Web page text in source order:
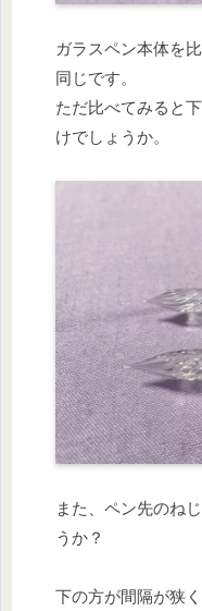
ガラスペン本体を
同じです。
ただ比べてみると
けでしょうか。
また、ペン先のね
うか？
下の方が間隔が狭